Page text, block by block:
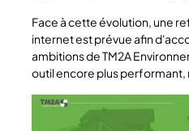
Face à cette évolution, une
internet est prévue afin
ambitions de TM2A
outil encore plus